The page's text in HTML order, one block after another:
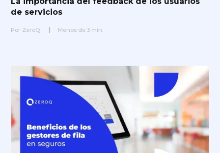
de servicios
Por ZeroQ Menos de 3 min.